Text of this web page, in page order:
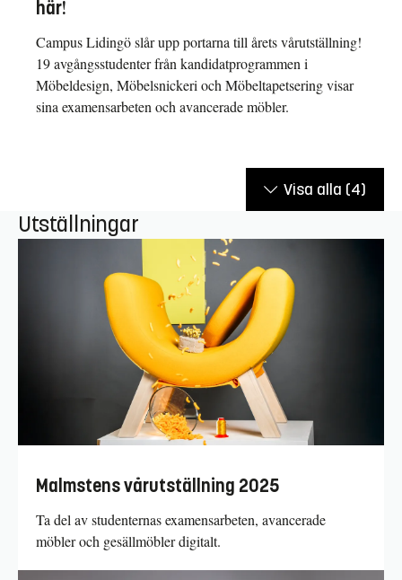
här!
Campus Lidingö slår upp portarna till årets vårutställning!
19 avgångsstudenter från kandidatprogrammen i
Möbeldesign, Möbelsnickeri och Möbeltapetsering visar
sina examensarbeten och avancerade möbler.
Visa alla (4)
Utställningar
Malmstens vårutställning 2025
Ta del av studenternas examensarbeten, avancerade
möbler och gesällmöbler digitalt.